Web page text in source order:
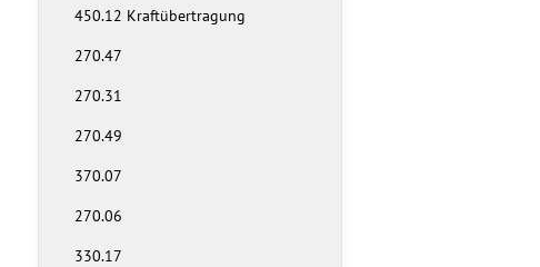
450.12 Kraftübertragung
270.47
270.31
270.49
370.07
270.06
330.17